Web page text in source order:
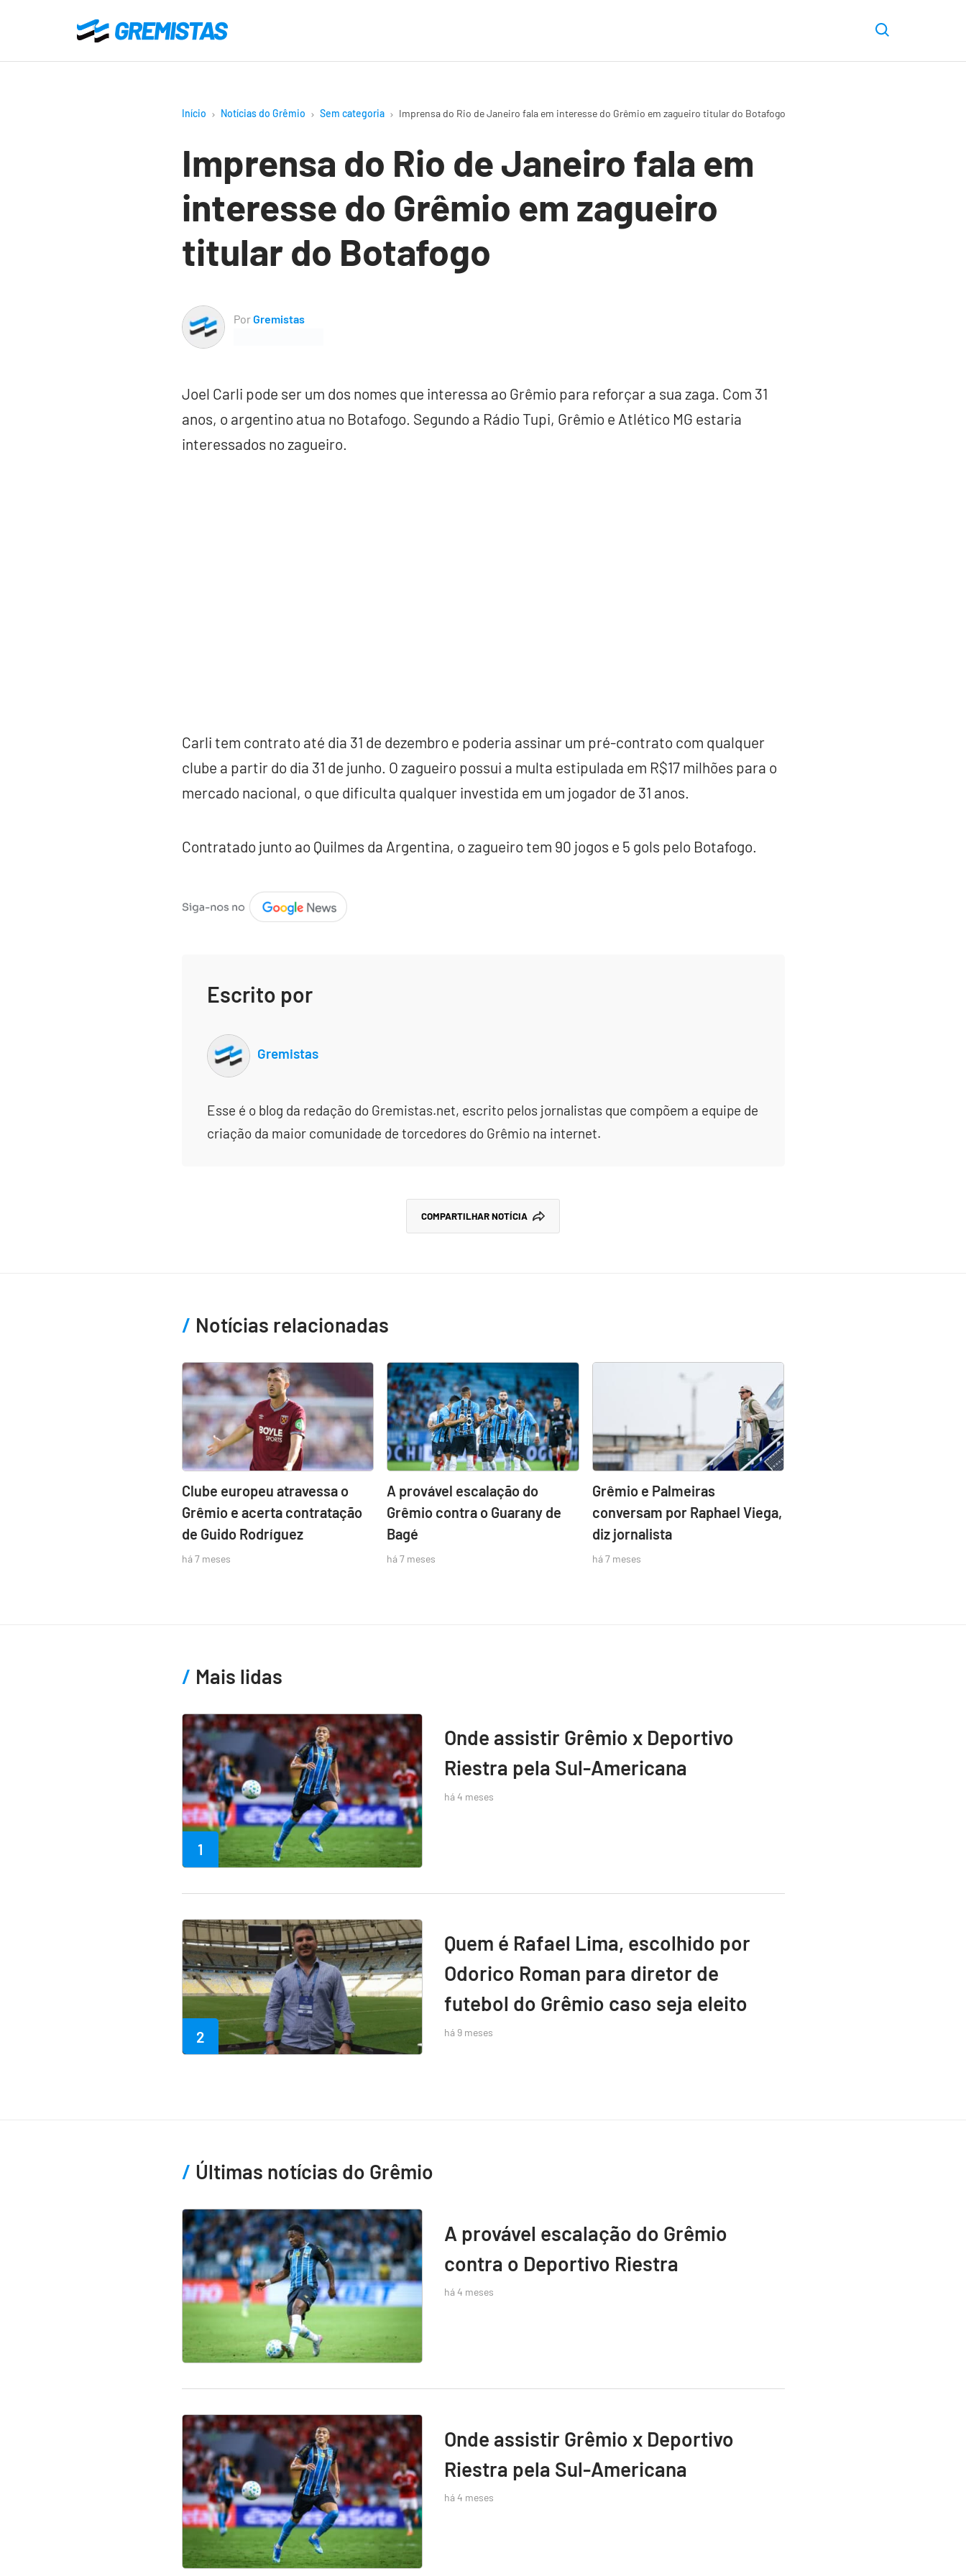
o
Gremistas
Início Notícias do Grêmio Sem categoria Imprensa do Rio de Janeiro fala em interesse do Grêmio em zagueiro titular do Botafogo
Imprensa do Rio de Janeiro fala em
interesse do Grêmio em zagueiro
titular do Botafogo
PorGremistas
Joel Carli pode ser um dos nomes que interessa ao Grêmio para reforçar a sua zaga. Com 31
anos, o argentino atua no Botafogo. Segundo a Rádio Tupi, Grêmio e Atlético MG estaria
interessados no zagueiro.
Carli tem contrato até dia 31 de dezembro e poderia assinar um pré-contrato com qualquer
clube a partir do dia 31 de junho. O zagueiro possui a multa estipulada em R$17 milhões para o
mercado nacional, o que dificulta qualquer investida em um jogador de 31 anos.
Contratado junto ao Quilmes da Argentina, o zagueiro tem 90 jogos e 5 gols pelo Botafogo.
Escrito por
Gremistas
Esse é o blog da redação do Gremistas.net, escrito pelos jornalistas que compõem a equipe de
criação da maior comunidade de torcedores do Grêmio na internet.
COMPARTILHAR NOTÍCIA
Notícias relacionadas
Clube europeu atravessa o
Grêmio e acerta contratação
de Guido Rodríguez
há 7 meses
A provável escalação do
Grêmio contra o Guarany de
Bagé
há 7 meses
Grêmio e Palmeiras
conversam por Raphael Viega,
diz jornalista
há 7 meses
Mais lidas
1
Onde assistir Grêmio x Deportivo
Riestra pela Sul-Americana
há 4 meses
2
Quem é Rafael Lima, escolhido por
Odorico Roman para diretor de
futebol do Grêmio caso seja eleito
há 9 meses
Últimas notícias do Grêmio
A provável escalação do Grêmio
contra o Deportivo Riestra
há 4 meses
Onde assistir Grêmio x Deportivo
Riestra pela Sul-Americana
há 4 meses